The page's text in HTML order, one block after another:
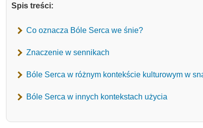
Spis treści:
Co oznacza Bóle Serca we śnie?
Znaczenie w sennikach
Bóle Serca w różnym kontekście kulturowym w
Bóle Serca w innych kontekstach użycia